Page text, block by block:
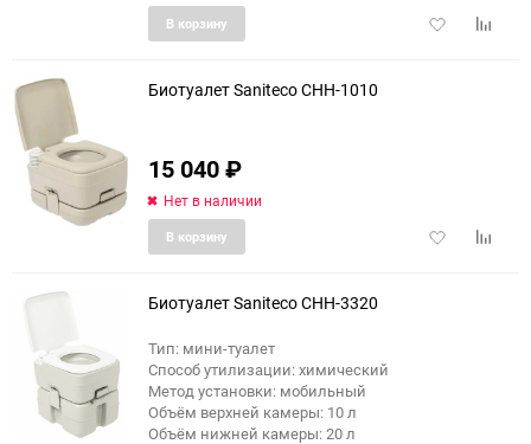
Добавить
В корзину
еще 4 фото
Биотуалет Saniteco CHH-1010
15 040₽
Нет в наличии
Добавить
В корзину
Биотуалет Saniteco CHH-3320
Тип: мини-туалет
Способ утилизации: химический
Метод установки: мобильный
Объём верхней камеры: 10 л
Объём нижней камеры: 20 л